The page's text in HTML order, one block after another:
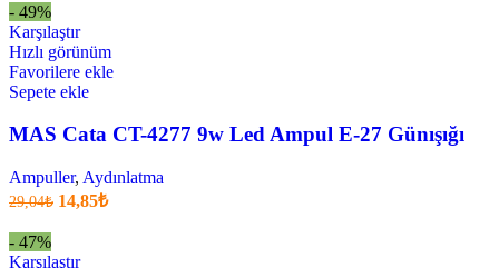
- 49%
Karşılaştır
Hızlı görünüm
Favorilere ekle
Sepete ekle
MAS Cata CT-4277 9w Led Ampul E-27 Günışığı
Ampuller, Aydınlatma
29,04₺ Orijinal
14,85₺Şu
- 47%
Karşılaştır